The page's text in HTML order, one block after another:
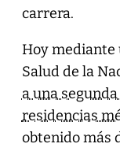
carrera.
Hoy mediante
Salud de la
a una
residencias
obtenido más